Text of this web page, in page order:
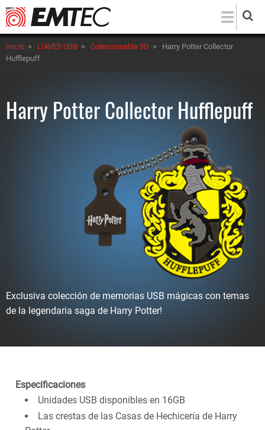
Pasar
al
contenido
principal
Inicio > LIAVES USB > Coleccionable 3D >
Harry Potter Collector
Hufflepuff
Harry Potter Collector Hufflepuff
Exclusiva colección de memorias USB mágicas con temas
de la legendaria saga de Harry Potter!
Especificaciones
Unidades USB disponibles en 16GB
Las crestas de las Casas de Hechicería de Harry